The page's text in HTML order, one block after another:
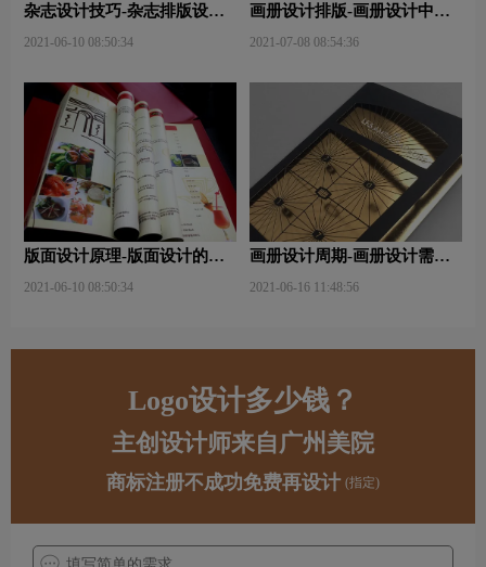
杂志设计技巧-杂志排版设计
2021-06-10 08:50:34
画册设计排版-画册设计中图
2021-07-08 08:54:36
版面设计原理-版面设计的原
2021-06-10 08:50:34
画册设计周期-画册设计需要
2021-06-16 11:48:56
Logo设计多少钱？
主创设计师来自广州美院
商标注册不成功免费再设计 (指定)